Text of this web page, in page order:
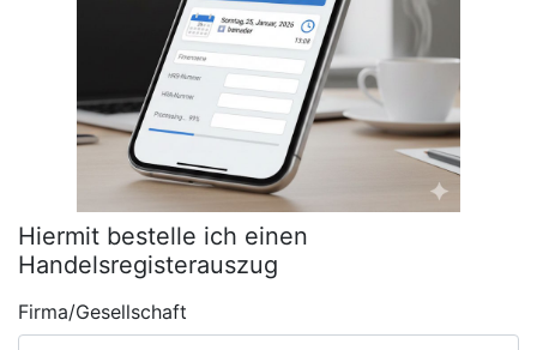
Hiermit bestelle ich einen
Handelsregisterauszug
Firma/Gesellschaft